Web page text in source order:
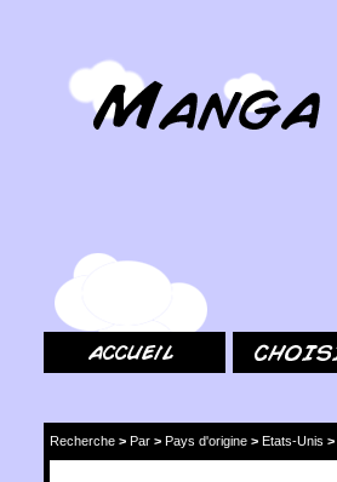
Recherche > Par > Pays d'origine > Etats-Unis >